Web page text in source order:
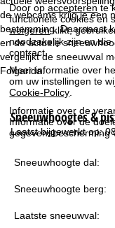
Door opaccepterente
functionele cookies en
weigerenklikt,
noodzakelijk zijn en
contract.
Meer informatie over
om uw instellingen te
Cookie-Policy
Informatie over de
Informatie over de
gegevensbescherming
r
t
p
a
g
de webcams krijg je een
bestemming. Daarnaast
en de actuele
vergelijkt de sneeuwval
Folgarida.
Sneeuwhoogtes &
Laatst bijgewerkt op:
Sneeuwhoogte dal:
Sneeuwhoogte berg:
Laatste sneeuwval: